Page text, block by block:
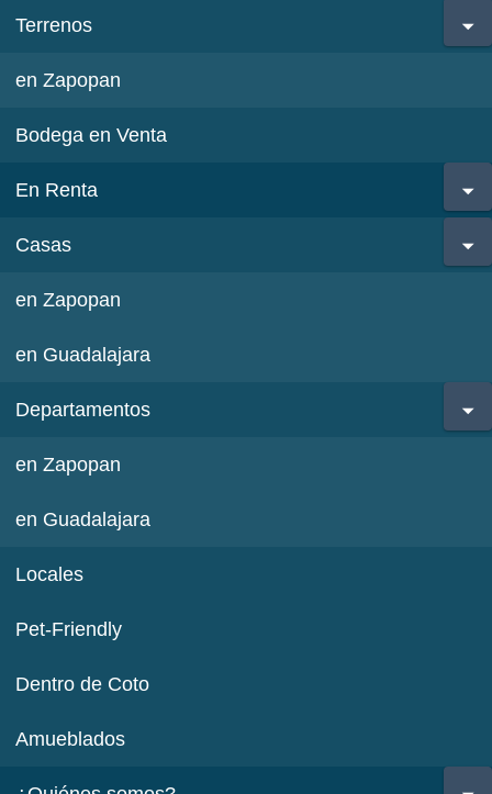
Terrenos
en Zapopan
Bodega en Venta
En Renta
Casas
en Zapopan
en Guadalajara
Departamentos
en Zapopan
en Guadalajara
Locales
Pet-Friendly
Dentro de Coto
Amueblados